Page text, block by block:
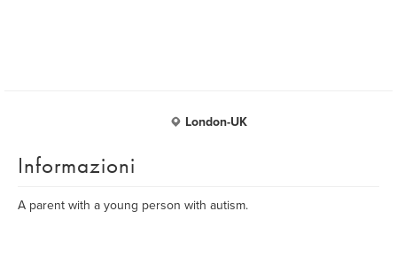
London-UK
Informazioni
A parent with a young person with autism.